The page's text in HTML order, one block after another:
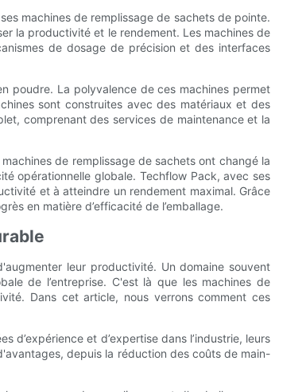
machines de remplissage de sachets de pointe.
la productivité et le rendement. Les machines de
de dosage de précision et des interfaces
poudre. La polyvalence de ces machines permet
sont construites avec des matériaux et des
comprenant des services de maintenance et la
de remplissage de sachets ont changé la
opérationnelle globale. Techflow Pack, avec ses
et à atteindre un rendement maximal. Grâce
en matière d’efficacité de l’emballage.
leur productivité. Un domaine souvent
de l’entreprise. C'est là que les machines de
Dans cet article, nous verrons comment ces
d’expérience et d’expertise dans l’industrie, leurs
depuis la réduction des coûts de main-